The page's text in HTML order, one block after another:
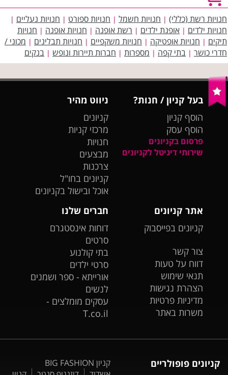
חנויות רשת (כללי) | חנויות חשמל | חנויות ספורט | חנויות נעליים |
חנויות ילדים | אופנת ילדים | רשת אופנה | חנויות אופנה | חנויות
תיקים | חנויות אופטיקה | חנויות משקפיים | חנויות תבלינים | מכוני /
חדרי כושר | בתי קפה | מספרות | חברות תיירות ונופש | בנקים
בעל קניון / חנות?
הוסף קניון
הוסף עסק
פרסום בקניונים
שירותי דיגיטל לקניונים
ניווט מהיר
קניונים
מרכזי קניות
חנויות
מבצעים
צרכנות
קניונים בחו"ל
אוכל ובישול בקניונים
אתר קניונים
קניונים בפייסבוק
צור קשר
דווח על טעות
תנאי שימוש
הצהרת נגישות
מדיניות פרטיות
משרות באתר
חברים שלנו
דוחות אינסטגרם
סרטים
בתי קולנוע
סרטי ילדים
אורייתא - ספר ושמנים
לנשים
עסקים מומלצים -
T.co.il
קניונים פופולריים
קניון BIG FASHION